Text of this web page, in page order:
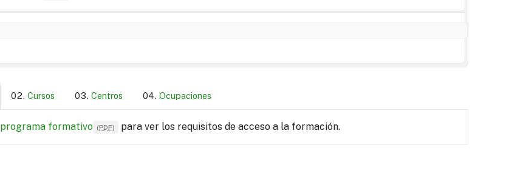
Cursos Centros Ocupaciones
programa formativo (PDF) para ver los requisitos de acceso a la formación.